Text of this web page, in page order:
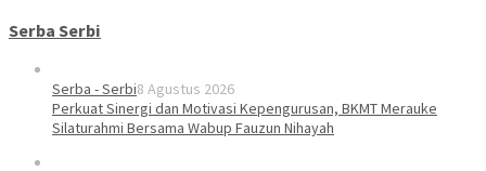
Serba Serbi
Serba - Serbi8 Agustus 2026
Perkuat Sinergi dan Motivasi Kepengurusan, BKMT Merauke
Silaturahmi Bersama Wabup Fauzun Nihayah